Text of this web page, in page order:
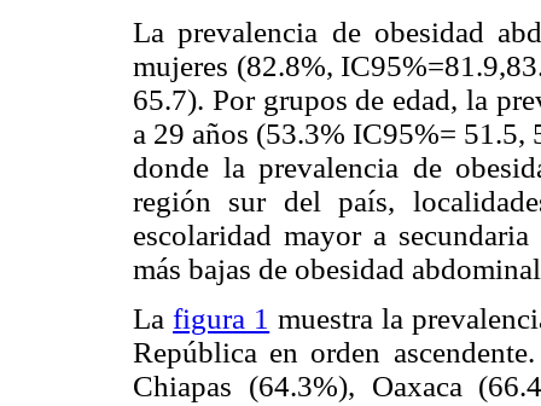
La prevalencia de obesidad
mujeres (82.8%,
65.7). Por grupos de edad, la
a 29 años (53.3% IC95%= 51.5,
donde la prevalencia de
región sur del país,
escolaridad mayor a
más bajas de obesidad
Lafigura 1 muestra la
República en orden
Chiapas (64.3%), Oaxaca